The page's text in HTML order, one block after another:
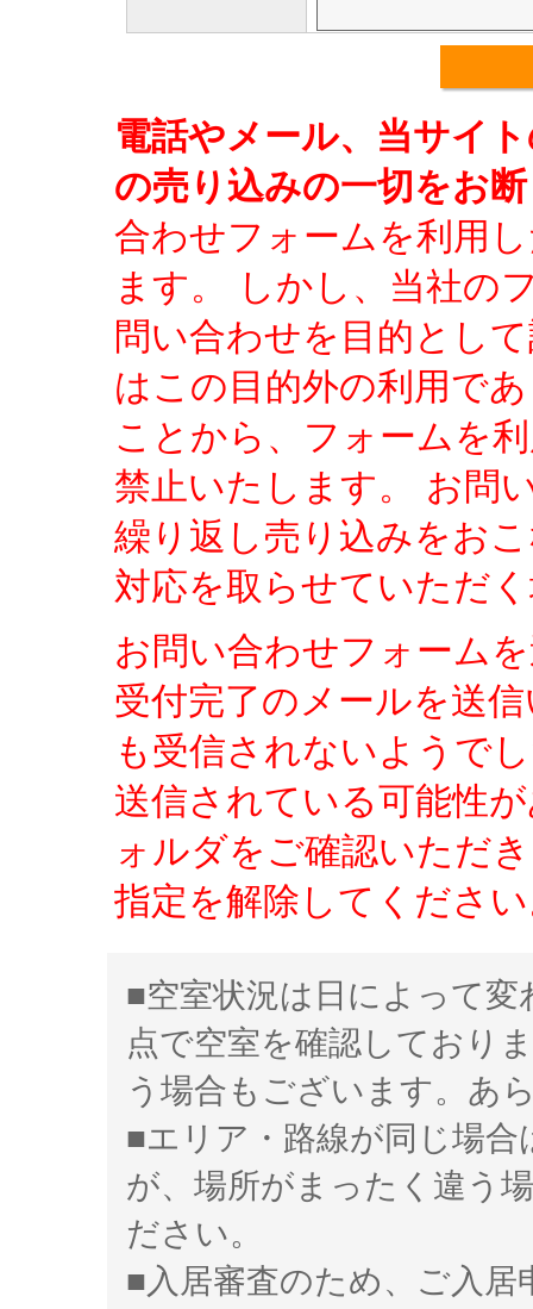
電話やメール、当サイ
の売り込みの一切をお
合わせフォームを利用
ます。 しかし、当社の
問い合わせを目的とし
はこの目的外の利用で
ことから、フォームを
禁止いたします。 お問
繰り返し売り込みをお
対応を取らせていただ
お問い合わせフォーム
受付完了のメールを送
も受信されないようで
送信されている可能性
ォルダをご確認いただ
指定を解除してくださ
■空室状況は日によって
点で空室を確認しており
う場合もございます。あ
■エリア・路線が同じ場
が、場所がまったく違う
ださい。
■入居審査のため、ご入居